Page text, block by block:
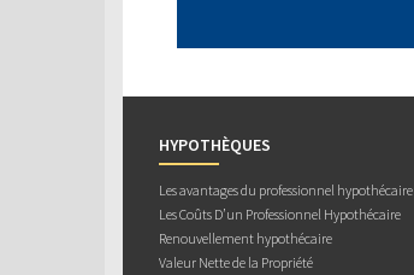
HYPOTHÈQUES
Les avantages du professionnel hypothécaire
Les Coûts D’un Professionnel Hypothécaire
Renouvellement hypothécaire
Valeur Nette de la Propriété